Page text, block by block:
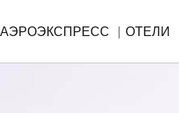
АЭРОЭКСПРЕСС ОТЕЛИ